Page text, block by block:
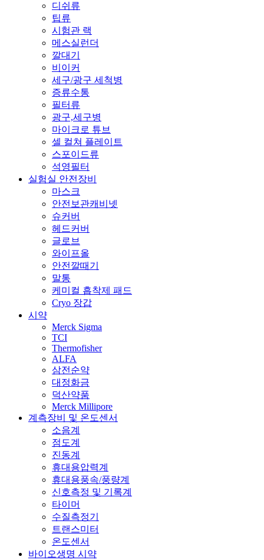
디쉬류
팁류
시험관 랙
메스실런더
깔대기
비이커
세구/광구 세척병
증류수통
필터류
광구,세구병
마이크로 튜브
셀 컬쳐 플레이트
스포이드류
석영필터
실험실 안전장비
마스크
안전보관캐비넷
슈커버
헤드커버
글로브
와이프올
안전깔때기
말통
케미컬 흡착제 패드
Cryo 장갑
시약
Merck Sigma
TCI
Thermofisher
ALFA
삼전순약
대정화금
덕산약품
Merck Millipore
계측장비 및 온도센서
소음계
점도계
진동계
휴대용압력계
휴대용풍속/풍량계
신호측정 및 기록계
타이머
수질측정기
트랜스미터
온도센서
바이오생명 시약